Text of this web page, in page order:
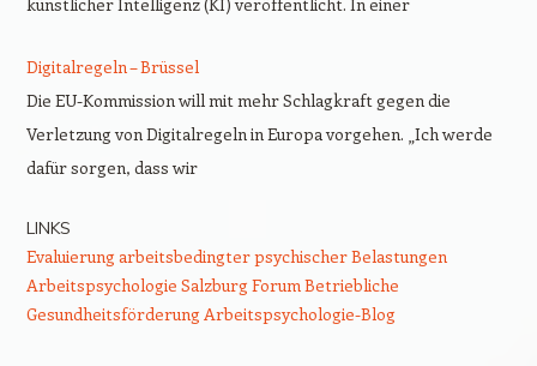
Digitalregeln – Brüssel
Die EU-Kommission will mit mehr Schlagkraft gegen die
Verletzung von Digitalregeln in Europa vorgehen. „Ich werde
dafür sorgen, dass wir
LINKS
Evaluierung arbeitsbedingter psychischer Belastungen
Arbeitspsychologie Salzburg Forum Betriebliche
Gesundheitsförderung Arbeitspsychologie-Blog